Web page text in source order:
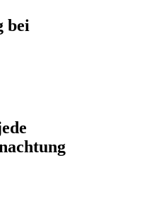
bei